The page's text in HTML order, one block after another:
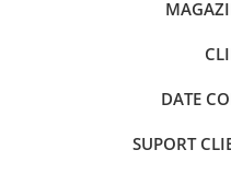
Povesti - Basme - Legende
ScienceConnection
DATE
SUPORT